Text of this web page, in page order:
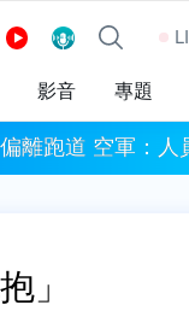
影音 專題
離跑道 空軍：人
」